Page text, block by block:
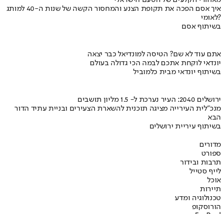
איך אסם הפכה את תקופת הצנע והמחסור הקשה של שנות ה-40 למותג
לאומי?
בשיתוף אסם
אתם עוד לא שם? הטיסה למונדיאל כבר יצאה
יונדאי לוקחת אתכם לבמה הכי גדולה בעולם
בשיתוף יונדאי מבית כלמוביל
ירושלים 2040: העיר נערכת ל- 1.5 מליון תושבים
מנכ"לית העירייה מציגה תוכנית להשארת הצעירים ובניית עתיד הדור
הבא
בשיתוף עיריית ירושלים
מדורים
ספורט
תרבות ובידור
לייף סטייל
אוכל
תיירות
טכנולוגיה ומדע
הורוסקופ